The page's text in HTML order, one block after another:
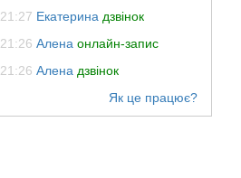
21:27 Екатерина дзвінок
21:26 Алена онлайн-запис
21:26 Алена дзвінок